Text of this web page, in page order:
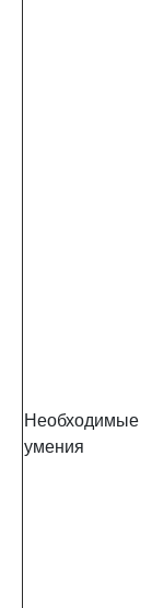
Необходимые
умения